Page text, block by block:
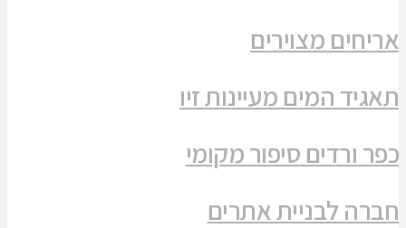
אריחים מצוירים
תאגיד המים מעיינות זיו
כפר ורדים סיפור מקומי
חברה לבניית אתרים